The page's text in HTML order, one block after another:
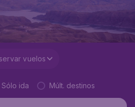
vuelos
Sólo ida Múlt. destinos